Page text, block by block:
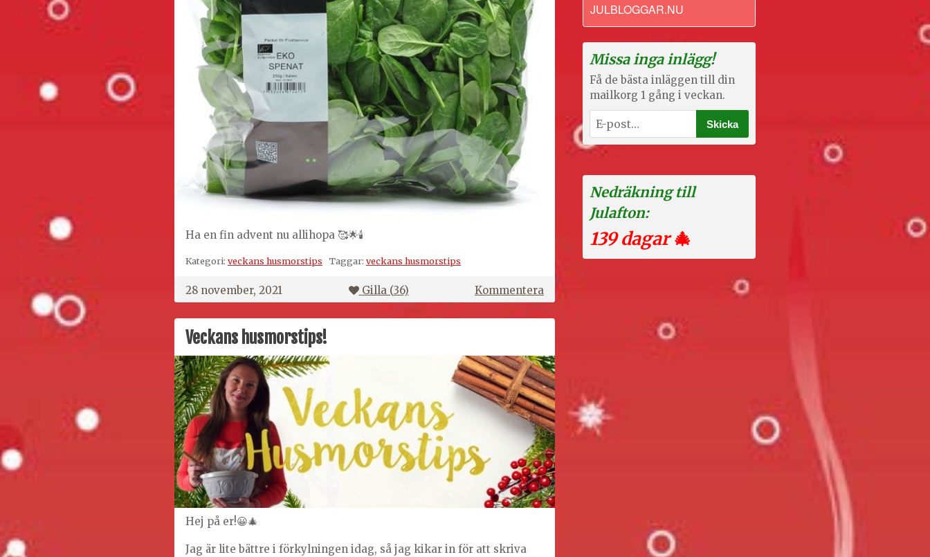
Ha en fin advent nu allihopa 🥰🌟🕯
Kategori: veckans husmorstips Taggar: veckans husmorstips
28 november, 2021 Gilla (36) Kommentera på
Veckans
husmorstips!
Veckans husmorstips!
Hej på er!😀🎄
Jag är lite bättre i förkylningen idag, så jag kikar in för att skriva
JULBLOGGAR.NU
Missa inga inlägg!
Få de bästa inläggen till din
mailkorg 1 gång i veckan.
Nedräkning till
Julafton:
139 dagar🎄